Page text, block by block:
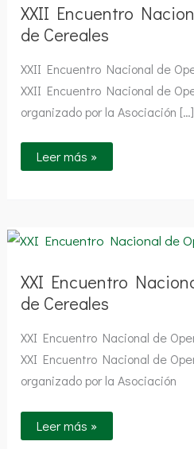
XXII Encuentro
de Cereales
XXII Encuentro Nacional de
XXII Encuentro Nacional de
organizado por la Asociación […]
Operadores
de
Cereales
Leer más »
XXI Encuentro
de Cereales
XXI Encuentro Nacional de
XXI Encuentro Nacional de
organizado por la Asociación
XXI
Encuentro
Operadores
de
Cereales
Leer más »